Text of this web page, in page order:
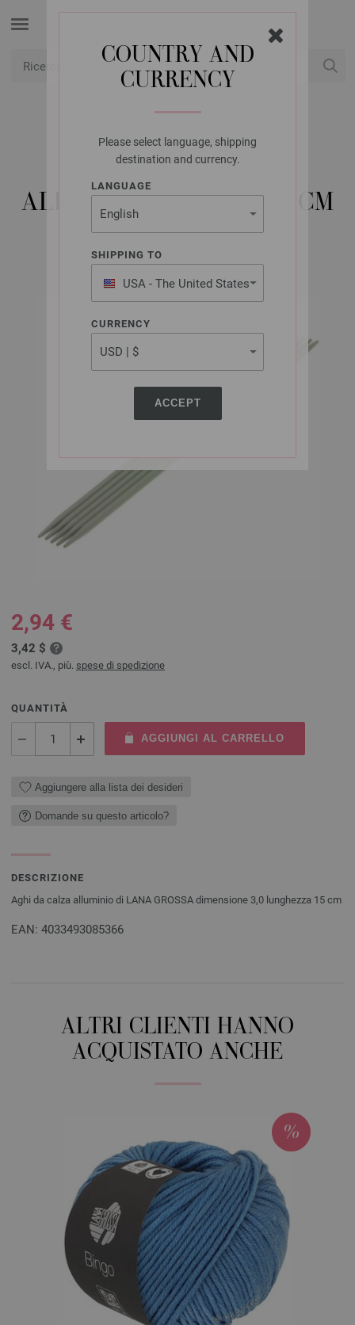
COUNTRY AND
CURRENCY
Please select language, shipping
destination and currency.
LANGUAGE
SHIPPING TO
USA - The United States
of America
CURRENCY
ACCEPT
LANA GROSSA
AGHI DA CALZA
ALLUMINIO MIS, 3,0/15CM
2,94 €
3,42 $
escl. IVA., più. spese di spedizione
QUANTITÀ
AGGIUNGI AL CARRELLO
Aggiungere alla lista dei desideri
Domande su questo articolo?
DESCRIZIONE
Aghi da calza alluminio di LANA GROSSA dimensione 3,0 lunghezza 15 cm
EAN: 4033493085366
ALTRI CLIENTI HANNO
ACQUISTATO ANCHE